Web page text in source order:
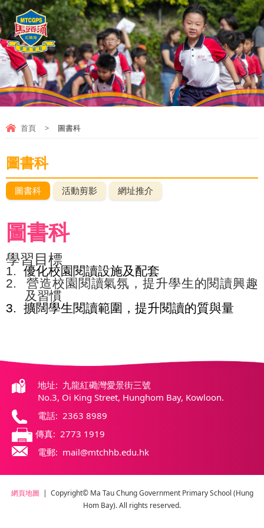
首頁 > 圖書科
圖書科
圖書科 活動剪影 網址推介
圖書科
學習目標
1. 優化校園閱讀設施及配套
2.
營造校園閱讀氣氛，提升學生的閱讀興趣
及習慣
3. 擴闊學生閱讀範圍，提升閱讀的質與量
地址: 九龍紅磡灣愛景街三號
No.3, Oi King Street, Hunghom Bay, Kowloon.
電話: 2363 8989
傳真: 2773 1919
電郵: mail@mtchhb.edu.hk
網頁地圖 | Copyright© Ma Tau Chung Government Primary School (Hung
Hom Bay). All rights reserved.